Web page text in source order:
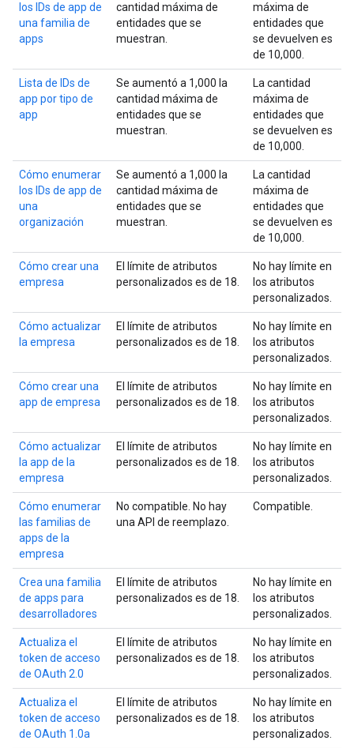
los IDs de app de
una familia de
apps
cantidad máxima de
entidades que se
muestran.
máxima de
entidades que
se devuelven es
de 10,000.
Lista de IDs de
app por tipo de
app
Se aumentó a 1,000 la
cantidad máxima de
entidades que se
muestran.
La cantidad
máxima de
entidades que
se devuelven es
de 10,000.
Cómo enumerar
los IDs de app de
una
organización
Se aumentó a 1,000 la
cantidad máxima de
entidades que se
muestran.
La cantidad
máxima de
entidades que
se devuelven es
de 10,000.
Cómo crear una
empresa
El límite de atributos
personalizados es de 18.
No hay límite en
los atributos
personalizados.
Cómo actualizar
la empresa
El límite de atributos
personalizados es de 18.
No hay límite en
los atributos
personalizados.
Cómo crear una
app de empresa
El límite de atributos
personalizados es de 18.
No hay límite en
los atributos
personalizados.
Cómo actualizar
la app de la
empresa
El límite de atributos
personalizados es de 18.
No hay límite en
los atributos
personalizados.
Cómo enumerar
las familias de
apps de la
empresa
No compatible. No hay
una API de reemplazo.
Compatible.
Crea una familia
de apps para
desarrolladores
El límite de atributos
personalizados es de 18.
No hay límite en
los atributos
personalizados.
Actualiza el
token de acceso
de OAuth 2.0
El límite de atributos
personalizados es de 18.
No hay límite en
los atributos
personalizados.
Actualiza el
token de acceso
de OAuth 1.0a
El límite de atributos
personalizados es de 18.
No hay límite en
los atributos
personalizados.